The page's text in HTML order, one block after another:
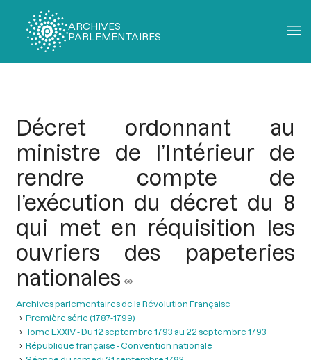
ARCHIVES
PARLEMENTAIRES
Décret ordonnant au
ministre de l’Intérieur de
rendre compte de
l’exécution du décret du 8
qui met en réquisition les
ouvriers des papeteries
nationales
Archives parlementaires de la Révolution Française
Première série (1787-1799)
Tome LXXIV - Du 12 septembre 1793 au 22 septembre 1793
République française - Convention nationale